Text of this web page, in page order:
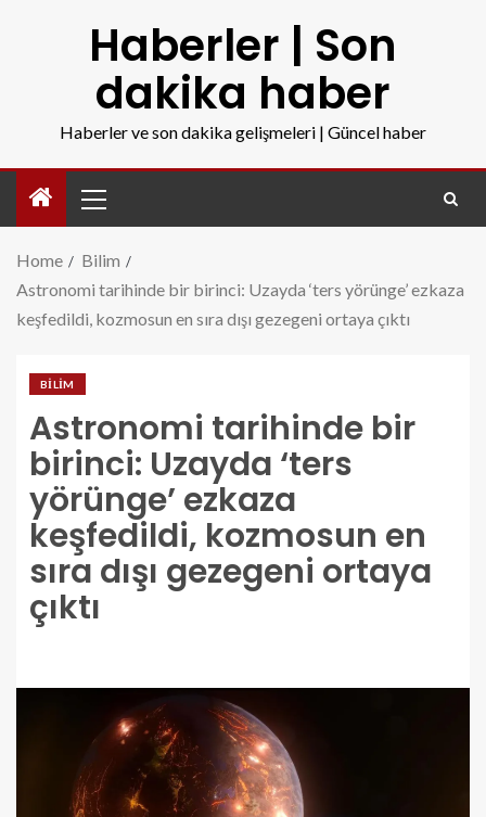
Haberler | Son
dakika haber
Haberler ve son dakika gelişmeleri | Güncel haber
Home
Bilim
Astronomi tarihinde bir birinci: Uzayda ‘ters yörünge’ ezkaza
keşfedildi, kozmosun en sıra dışı gezegeni ortaya çıktı
BILIM
Astronomi tarihinde bir
birinci: Uzayda ‘ters
yörünge’ ezkaza
keşfedildi, kozmosun en
sıra dışı gezegeni ortaya
çıktı